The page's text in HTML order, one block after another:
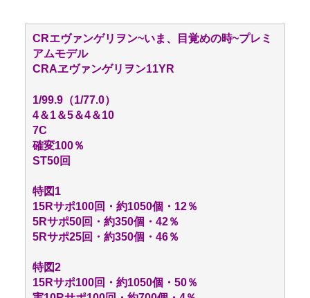
CRエヴァンゲリヲン~いま、目覚めの時~プレミ
アムモデル
CRAヱヴァンゲリヲン11YR
1/99.9（1/77.0）
4＆1＆5＆4＆10
7C
確変100％
ST50回
特図1
15Rサポ100回・約1050個・12％
5Rサポ50回・約350個・42％
5Rサポ25回・約350個・46％
特図2
15Rサポ100回・約1050個・50％